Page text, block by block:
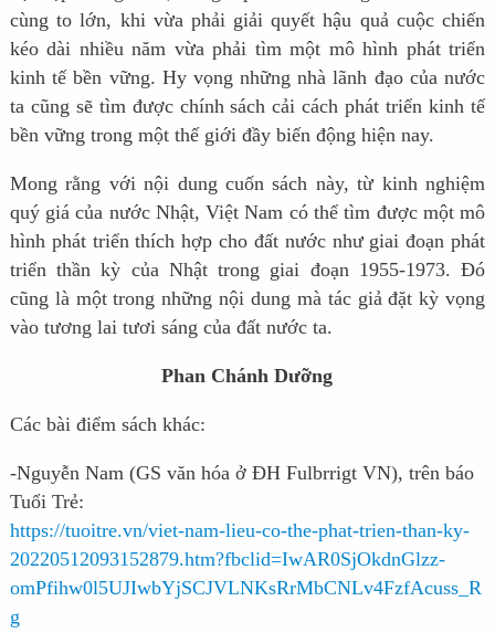
cùng to lớn, khi vừa phải giải quyết hậu quả cuộc chiến
kéo dài nhiều năm vừa phải tìm một mô hình phát triển
kinh tế bền vững. Hy vọng những nhà lãnh đạo của nước
ta cũng sẽ tìm được chính sách cải cách phát triển kinh tế
bền vững trong một thế giới đầy biến động hiện nay.
Mong rằng với nội dung cuốn sách này, từ kinh nghiệm
quý giá của nước Nhật, Việt Nam có thể tìm được một mô
hình phát triển thích hợp cho đất nước như giai đoạn phát
triển thần kỳ của Nhật trong giai đoạn 1955-1973. Đó
cũng là một trong những nội dung mà tác giả đặt kỳ vọng
vào tương lai tươi sáng của đất nước ta.
Phan Chánh Dưỡng
Các bài điểm sách khác:
-Nguyễn Nam (GS văn hóa ở ĐH Fulbrrigt VN), trên báo
Tuổi Trẻ:
https://tuoitre.vn/viet-nam-lieu-co-the-phat-trien-than-ky-
20220512093152879.htm?fbclid=IwAR0SjOkdnGlzz-
omPfihw0l5UJIwbYjSCJVLNKsRrMbCNLv4FzfAcuss_R
g